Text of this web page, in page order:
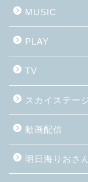
MUSIC
PLAY
TV
スカイステー
動画配信
明日海りおさ